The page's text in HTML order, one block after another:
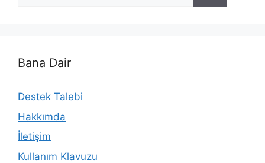
Bana Dair
Destek Talebi
Hakkımda
İletişim
Kullanım Klavuzu